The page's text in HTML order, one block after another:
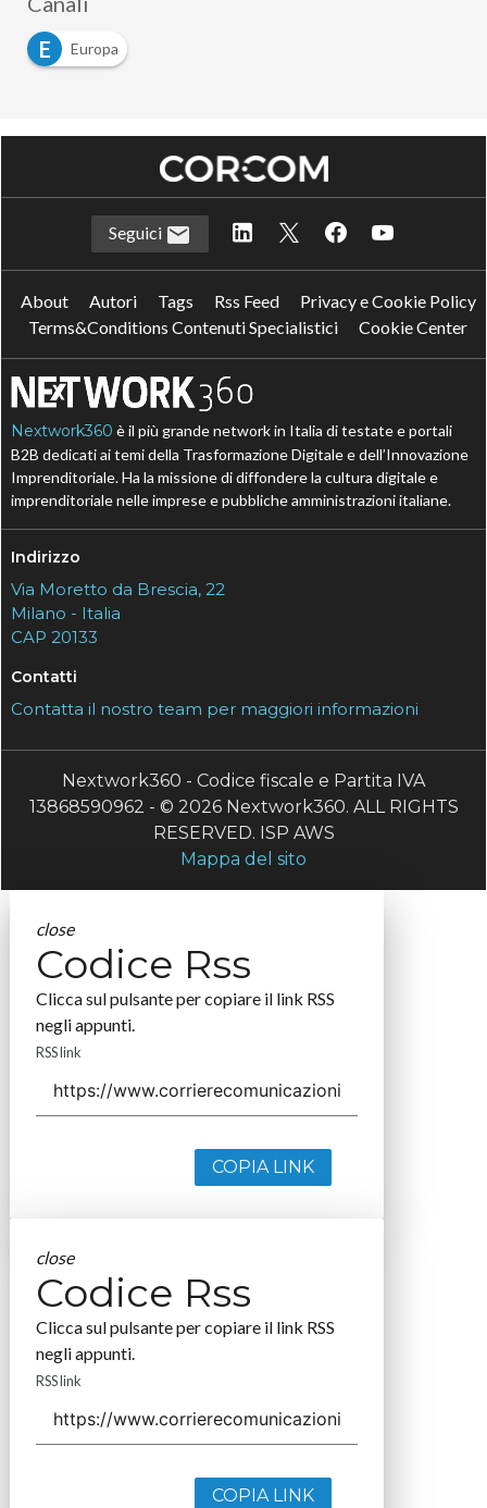
E
Europa
Seguici
About Autori Tags Rss Feed
Privacy e Cookie Policy
Terms&Conditions Contenuti Specialistici
Cookie Center
Nextwork360 è il più grande network in Italia di testate e portali
B2B dedicati ai temi della Trasformazione Digitale e dell’Innovazione
Imprenditoriale. Ha la missione di diffondere la cultura digitale e
imprenditoriale nelle imprese e pubbliche amministrazioni italiane.
Indirizzo
Via Moretto da Brescia, 22
Milano - Italia
CAP 20133
Contatti
Contatta il nostro team per maggiori informazioni
Nextwork360 - Codice fiscale e Partita IVA
13868590962 - © 2026 Nextwork360. ALL RIGHTS
RESERVED. ISP AWS
Mappa del sito
close
Codice Rss
Clicca sul pulsante per copiare il link RSS
negli appunti.
RSS link
COPIA LINK
close
Codice Rss
Clicca sul pulsante per copiare il link RSS
negli appunti.
RSS link
COPIA LINK